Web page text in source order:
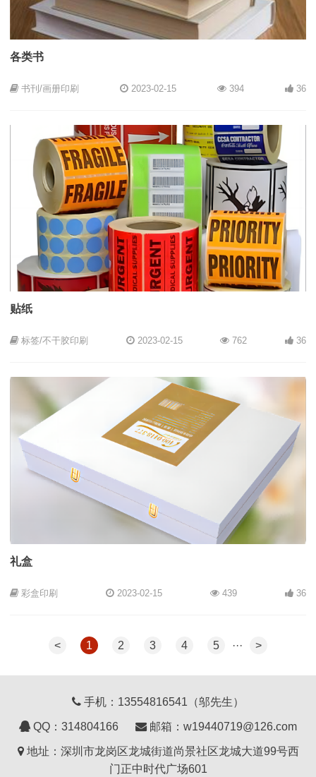
各类书
书刊/画册印刷 2023-02-15 394 36
贴纸
标签/不干胶印刷 2023-02-15 762 36
礼盒
彩盒印刷 2023-02-15 439 36
< 1 2 3 4 5 ··· >
手机：13554816541（邬先生）
QQ： 314804166
邮箱：w19440719@126.com
地址：深圳市龙岗区龙城街道尚景社区龙城大道99号西
门正中时代广场601